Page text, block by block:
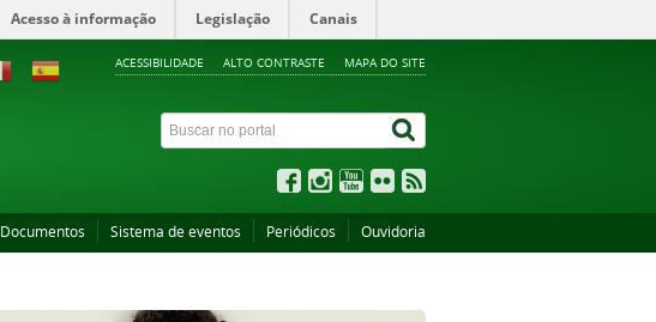
Acesso à informação Legislação Canais
ACESSIBILIDADE ALTO CONTRASTE MAPA DO SITE
Documentos Sistema de eventos Periódicos Ouvidoria